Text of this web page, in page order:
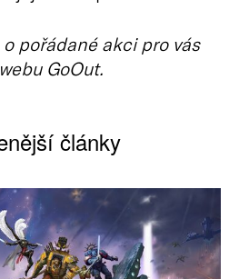
pořádané akci pro vás
GoOut.
články